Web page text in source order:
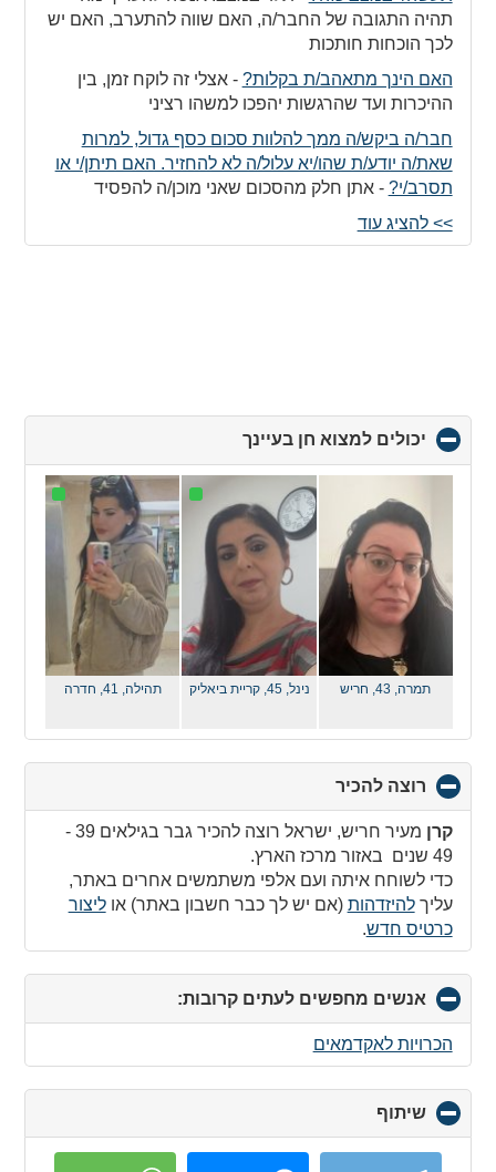
תהיה התגובה של החבר/ה, האם שווה להתערב, האם יש
לכך הוכחות חותכות
האם הינך מתאהב/ת בקלות? -אצלי זה לוקח זמן, בין
ההיכרות ועד שהרגשות יהפכו למשהו רציני
חבר/ה ביקש/ה ממך להלוות סכום כסף גדול, למרות
שאת/ה יודע/ת שהו/יא עלול/ה לא להחזיר. האם תיתן/י או
תסרב/י? -אתן חלק מהסכום שאני מוכן/ה להפסיד
>> להציג עוד
יכולים למצוא חן בעיינך
to
collapse
contents
תמרה, 43, חריש נינל, 45, קריית ביאליק תהילה, 41, חדרה
רוצה להכיר
to
collapse
contents
קרן
מעיר חריש, ישראל רוצה להכיר גבר בגילאים 39 -
49 שנים באזור מרכז הארץ.
כדי לשוחח איתה ועם אלפי משתמשים אחרים באתר,
עליךלהיזדהות (אם יש לך כבר חשבון באתר) אוליצור
כרטיס חדש.
אנשים מחפשים לעתים קרובות:
to
contents
הכרויות לאקדמאים
שיתוף
to
collapse